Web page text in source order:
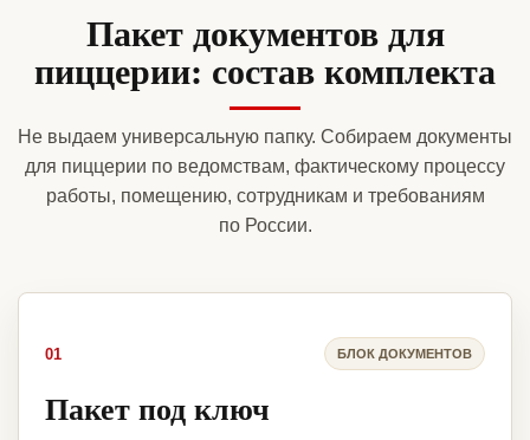
Пакет документов для
пиццерии: состав комплекта
Не выдаем универсальную папку. Собираем документы
для пиццерии по ведомствам, фактическому процессу
работы, помещению, сотрудникам и требованиям
по России.
01 БЛОК ДОКУМЕНТОВ
Пакет под ключ